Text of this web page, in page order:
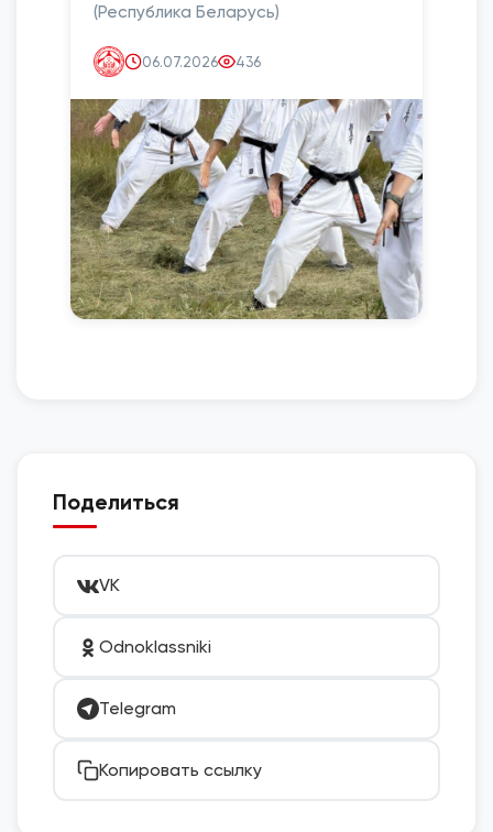
(Республика Беларусь)
06.07.2026 436
Поделиться
VK
Odnoklassniki
Telegram
Копировать ссылку